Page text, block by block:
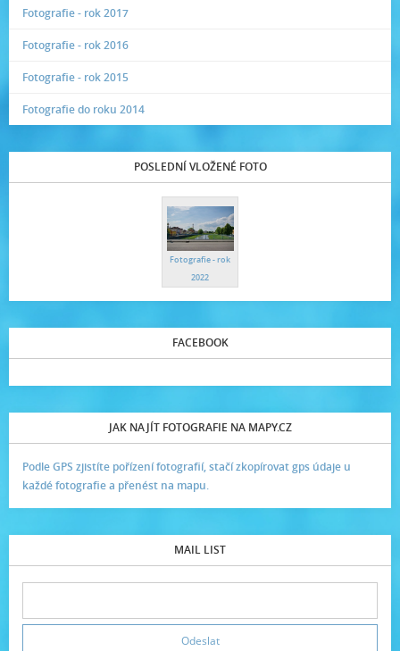
Fotografie - rok 2017
Fotografie - rok 2016
Fotografie - rok 2015
Fotografie do roku 2014
POSLEDNÍ VLOŽENÉ FOTO
Fotografie - rok
2022
FACEBOOK
JAK NAJÍT FOTOGRAFIE NA MAPY.CZ
Podle GPS zjistíte pořízení fotografií, stačí zkopírovat gps údaje u
každé fotografie a přenést na mapu.
MAIL LIST